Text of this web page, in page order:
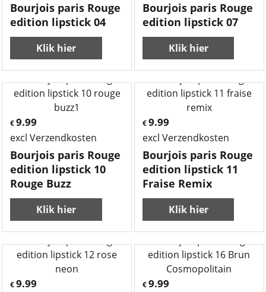
Bourjois paris Rouge
edition lipstick 04
Klik hier
Bourjois paris Rouge
edition lipstick 07
Klik hier
€ 9.99
excl Verzendkosten
Bourjois paris Rouge
edition lipstick 10
Rouge Buzz
Klik hier
€9.99
excl Verzendkosten
Bourjois paris Rouge
edition lipstick 11
Fraise Remix
Klik hier
€ 9.99 €9.99